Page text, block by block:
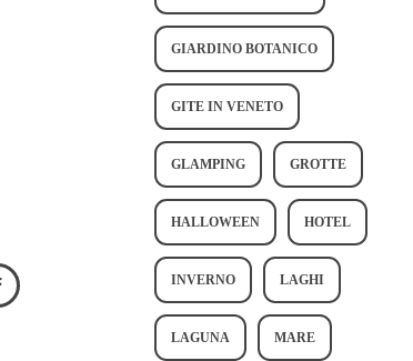
GIARDINO BOTANICO
GITE IN VENETO
GLAMPING GROTTE
HALLOWEEN HOTEL
INVERNO LAGHI
LAGUNA MARE